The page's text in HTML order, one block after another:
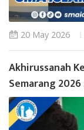
20 May 2026
Akhirussanah
Semarang 2026